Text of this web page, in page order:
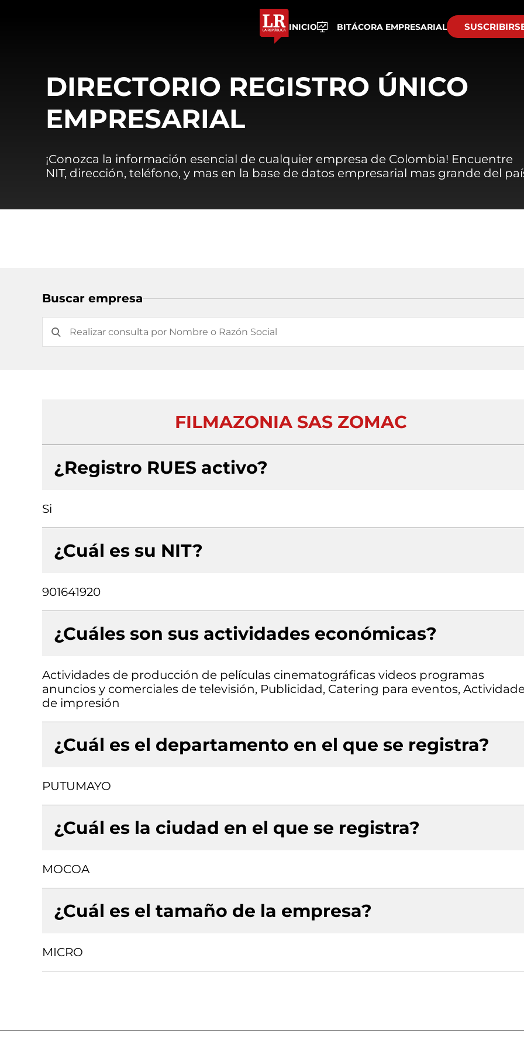
INICIO BITÁCORA EMPRESARIAL
DIRECTORIO REGISTRO ÚNICO
EMPRESARIAL
¡Conozca la información esencial de cualquier empresa de Colombia! Encuentre
NIT, dirección, teléfono, y mas en la base de datos empresarial mas grande del
Buscar empresa
FILMAZONIA SAS ZOMAC
¿Registro RUES activo?
Si
¿Cuál es su NIT?
901641920
¿Cuáles son sus actividades económicas?
Actividades de producción de películas cinematográficas videos programas
anuncios y comerciales de televisión, Publicidad, Catering para eventos,
de impresión
¿Cuál es el departamento en el que se registra?
PUTUMAYO
¿Cuál es la ciudad en el que se registra?
MOCOA
¿Cuál es el tamaño de la empresa?
MICRO